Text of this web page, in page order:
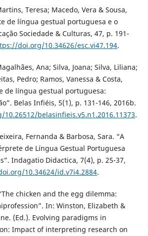
Teresa; Macedo, Vera & Sousa,
de língua gestual portuguesa e o
Sociedade & Culturas, 47, p. 191-
doi.org/10.34626/esc.vi47.194.
Ana; Silva, Joana; Silva, Liliana;
Pedro; Ramos, Vanessa & Costa,
de língua gestual portuguesa:
Belas Infiéis, 5(1), p. 131-146, 2016b.
belasinfieis.v5.n1.2016.11373.
Fernanda & Barbosa, Sara. “A
de Língua Gestual Portuguesa
Indagatio Didactica, 7(4), p. 25-37,
10.34624/id.v7i4.2884.
chicken and the egg dilemma:
In: Winston, Elizabeth &
(Ed.). Evolving paradigms in
Impact of interpreting research on